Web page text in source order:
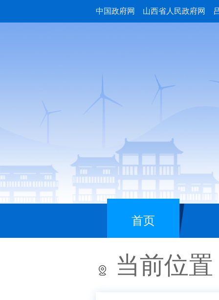
中国政府网 山西省人民政府网
首页
当前位